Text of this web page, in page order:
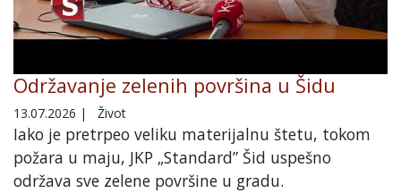
Održavanje zelenih površina u Šidu
13.07.2026 | Život
Iako je pretrpeo veliku materijalnu štetu, tokom
požara u maju, JKP „Standard” Šid uspešno
održava sve zelene površine u gradu.